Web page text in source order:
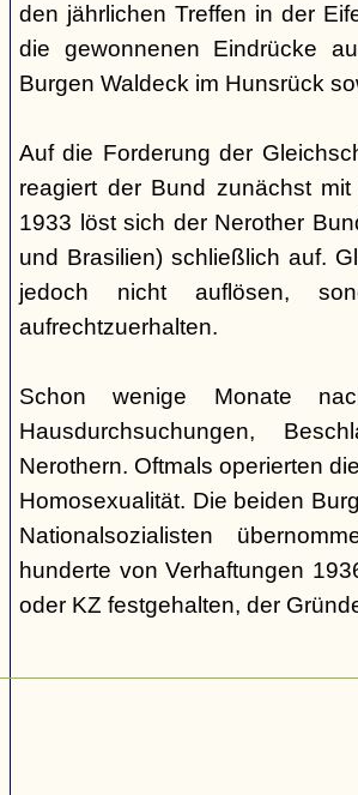
den jährlichen Treffen in der
die gewonnenen Eindrücke
Burgen Waldeck im Hunsrück
Auf die Forderung der
reagiert der Bund zunächst
1933 löst sich der Nerother
und Brasilien) schließlich auf.
jedoch nicht auflösen,
aufrechtzuerhalten.
Schon wenige Monate
Hausdurchsuchungen,
Nerothern. Oftmals operierten
Homosexualität. Die beiden
Nationalsozialisten
hunderte von Verhaftungen
oder KZ festgehalten, der